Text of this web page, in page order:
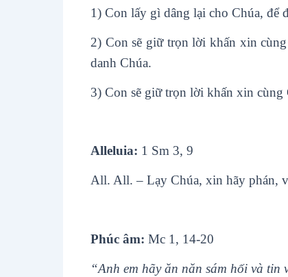
1) Con lấy gì dâng lại cho Chúa, để
2) Con sẽ giữ trọn lời khấn xin
danh Chúa.
3) Con sẽ giữ trọn lời khấn xin cùng
Alleluia: 1 Sm 3, 9
All. All. – Lạy Chúa, xin hãy phán,
Phúc âm: Mc 1, 14-20
“Anh em hãy ăn năn sám hối và tin